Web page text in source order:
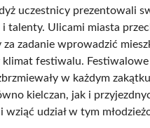
uczestnicy prezentowali
talenty. Ulicami miasta
za zadanie wprowadzić
festiwalu.
w każdym
kielczan, jak i
wziąć udział w tym